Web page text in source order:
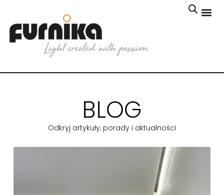
BLOG
Odkryj artykuły, porady i aktualności